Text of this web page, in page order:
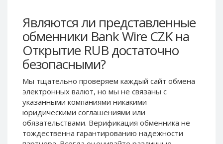
Являются ли представленные
обменники Bank Wire CZK на
Открытие RUB достаточно
безопасными?
Мы тщательно проверяем каждый сайт обмена
электронных валют, но мы не связаны c
указанными компаниями никакими
юридическими соглашениями или
обязательствами. Верификация обменника не
тождественна гарантированию надежности
PaySera EUR
PaySera PLN
AliPay CNY
UnionPay CNY
Paymer USD
Paymer RUB
Paymer UAH
Capitalist USD
Capitalist RUB
PaySera EUR
PaySera PLN
AliPay CNY
Paymer USD
Paymer RUB
Paymer UAH
Capitalist USD
Capitalist RUB